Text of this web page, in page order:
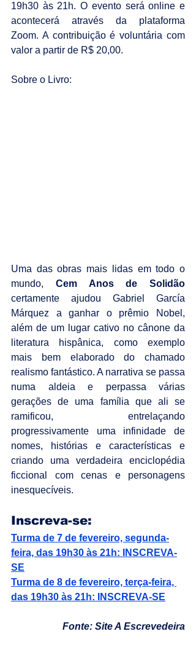
19h30 às 21h. O evento será online e
acontecerá através da plataforma
Zoom. A contribuição é voluntária com
valor a partir de R$ 20,00.
Sobre o Livro:
Uma das obras mais lidas em todo o
mundo, Cem Anos de Solidão
certamente ajudou Gabriel García
Márquez a ganhar o prêmio Nobel,
além de um lugar cativo no cânone da
literatura hispânica, como exemplo
mais bem elaborado do chamado
realismo fantástico. A narrativa se passa
numa aldeia e perpassa várias
gerações de uma família que ali se
ramificou, entrelaçando
progressivamente uma infinidade de
nomes, histórias e características e
criando uma verdadeira enciclopédia
ficcional com cenas e personagens
inesquecíveis.
Inscreva-se:
Turma de 7 de fevereiro, segunda-
feira, das 19h30 às 21h: INSCREVA-
SE
Turma de 8 de fevereiro, terça-feira,
das 19h30 às 21h: INSCREVA-SE
Fonte: Site A Escrevedeira